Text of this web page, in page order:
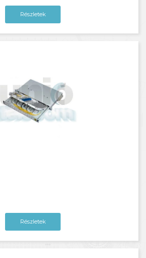
Részletek
Részletek